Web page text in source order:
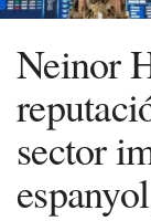
Neinor
sector